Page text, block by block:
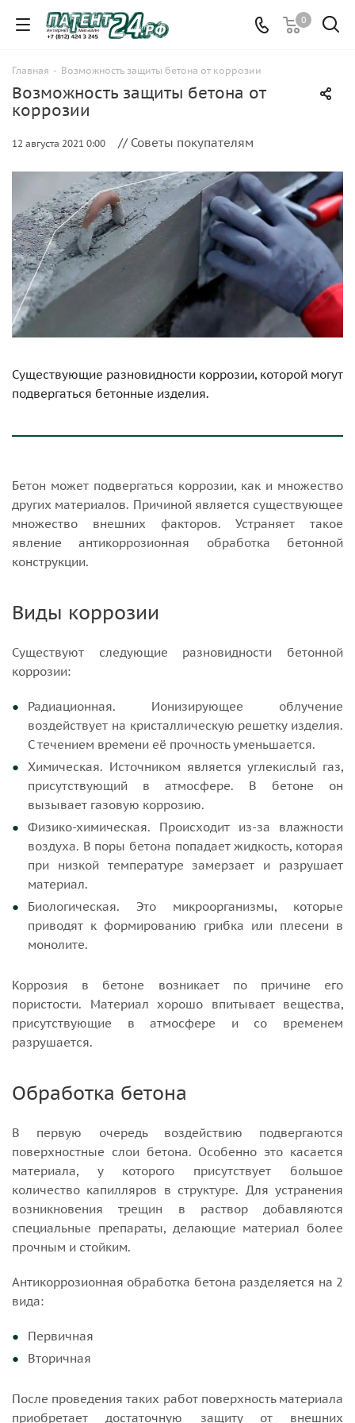
0
Главная - Возможность защиты бетона от коррозии
Возможность защиты бетона от
коррозии
12 августа 2021 0:00 // Советы покупателям
Существующие разновидности коррозии, которой могут
подвергаться бетонные изделия.
Бетон может подвергаться коррозии, как и множество
других материалов. Причиной является существующее
множество внешних факторов. Устраняет такое
явление антикоррозионная обработка бетонной
конструкции.
Виды коррозии
Существуют следующие разновидности бетонной
коррозии:
Радиационная. Ионизирующее облучение
воздействует на кристаллическую решетку изделия.
С течением времени её прочность уменьшается.
Химическая. Источником является углекислый газ,
присутствующий в атмосфере. В бетоне он
вызывает газовую коррозию.
Физико-химическая. Происходит из-за влажности
воздуха. В поры бетона попадает жидкость, которая
при низкой температуре замерзает и разрушает
материал.
Биологическая. Это микроорганизмы, которые
приводят к формированию грибка или плесени в
монолите.
Коррозия в бетоне возникает по причине его
пористости. Материал хорошо впитывает вещества,
присутствующие в атмосфере и со временем
разрушается.
Обработка бетона
В первую очередь воздействию подвергаются
поверхностные слои бетона. Особенно это касается
материала, у которого присутствует большое
количество капилляров в структуре. Для устранения
возникновения трещин в раствор добавляются
специальные препараты, делающие материал более
прочным и стойким.
Антикоррозионная обработка бетона разделяется на 2
вида:
Первичная
Вторичная
После проведения таких работ поверхность материала
приобретает достаточную защиту от внешних